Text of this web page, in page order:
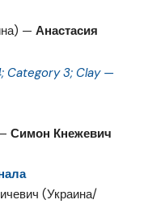
— Анастасия
Category 3; Clay —
Симон Кнежевич
(Украина/